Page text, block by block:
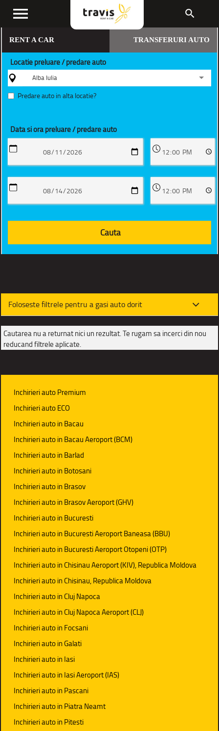
menu search
RENT A CAR TRANSFERURI AUTO
Locatie preluare / predare auto
Alba Iulia
Predare auto in alta locatie?
Data si ora preluare / predare auto
Foloseste filtrele pentru a gasi auto dorit
Cautarea nu a returnat nici un rezultat. Te rugam sa incerci din nou
reducand filtrele aplicate.
Inchirieri auto Premium
Inchirieri auto ECO
Inchirieri auto in Bacau
Inchirieri auto in Bacau Aeroport (BCM)
Inchirieri auto in Barlad
Inchirieri auto in Botosani
Inchirieri auto in Brasov
Inchirieri auto in Brasov Aeroport (GHV)
Inchirieri auto in Bucuresti
Inchirieri auto in Bucuresti Aeroport Baneasa (BBU)
Inchirieri auto in Bucuresti Aeroport Otopeni (OTP)
Inchirieri auto in Chisinau Aeroport (KIV), Republica Moldova
Inchirieri auto in Chisinau, Republica Moldova
Inchirieri auto in Cluj Napoca
Inchirieri auto in Cluj Napoca Aeroport (CLJ)
Inchirieri auto in Focsani
Inchirieri auto in Galati
Inchirieri auto in Iasi
Inchirieri auto in Iasi Aeroport (IAS)
Inchirieri auto in Pascani
Inchirieri auto in Piatra Neamt
Inchirieri auto in Pitesti